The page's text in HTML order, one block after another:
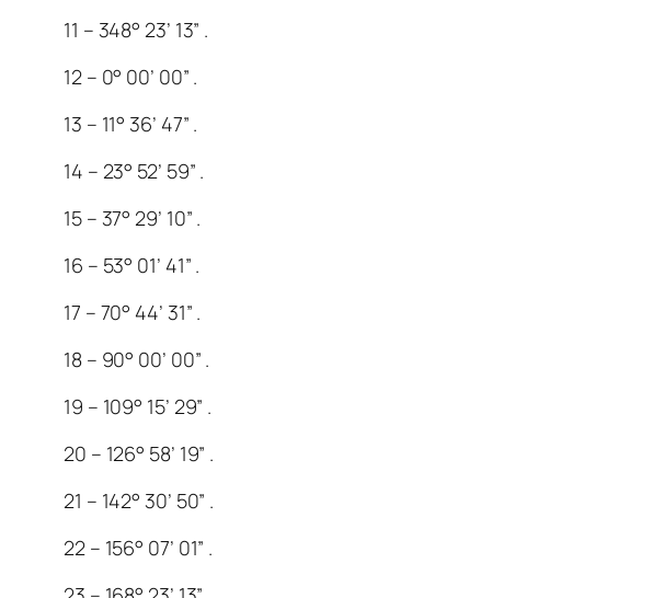
11 – 348° 23’ 13” .
12 – 0° 00’ 00” .
13 – 11° 36’ 47” .
14 – 23° 52’ 59” .
15 – 37° 29’ 10” .
16 – 53° 01’ 41” .
17 – 70° 44’ 31” .
18 – 90° 00’ 00” .
19 – 109° 15’ 29” .
20 – 126° 58’ 19” .
21 – 142° 30’ 50” .
22 – 156° 07’ 01” .